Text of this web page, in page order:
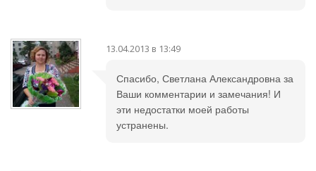
13.04.2013 в 13:49
Спасибо, Светлана Александровна за
Ваши комментарии и замечания! И
эти недостатки моей работы
устранены.